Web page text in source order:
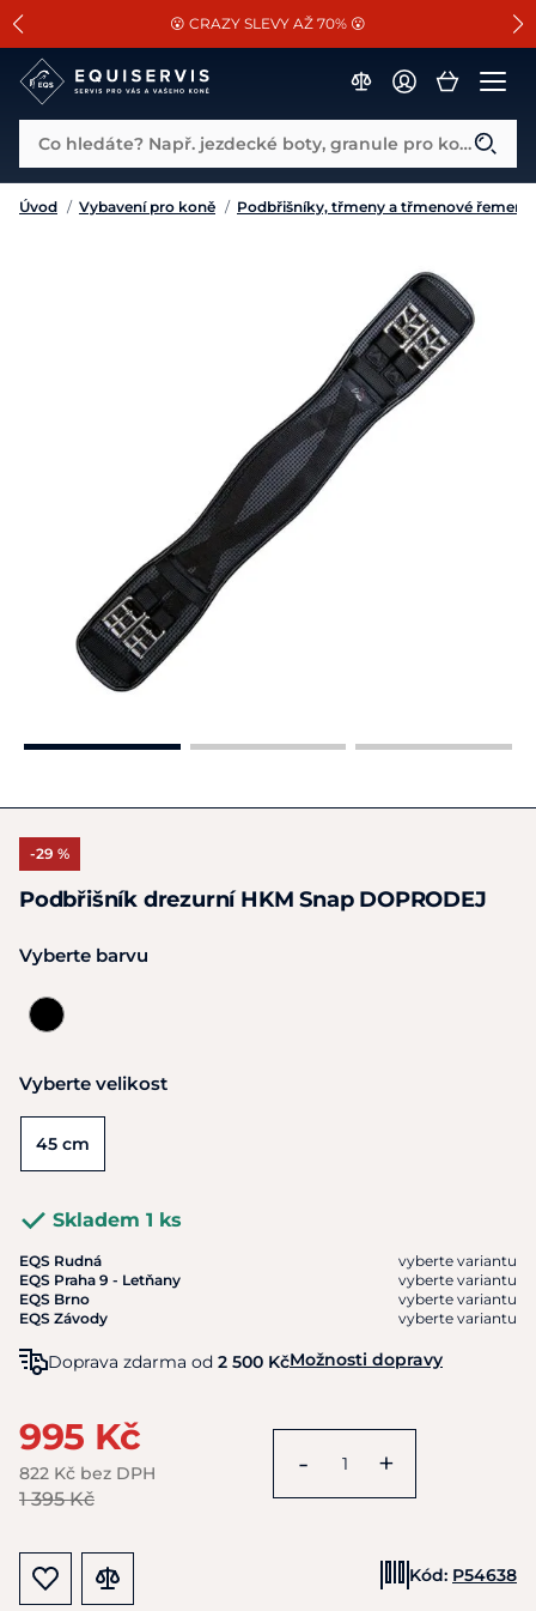
SLEVA 13% na vše od Cassini!
😮 CRAZY SLEVY AŽ 70% 😮
📐Pasování a doplňky k vybraným sedlům ZDARMA 🐴
Co hledáte? Např. jezdecké boty, granule pro koně...
Úvod / Vybavení pro koně / Podbřišníky, třmeny a třmenové řemeny
-29 %
Podbřišník drezurní HKM Snap DOPRODEJ
Vyberte barvu
Vyberte velikost
45 cm
Skladem 1 ks
EQS Rudná
vyberte variantu
EQS Praha 9 - Letňany
vyberte variantu
EQS Brno
vyberte variantu
EQS Závody
vyberte variantu
Doprava zdarma od 2 500 KčMožnosti dopravy
995 Kč
822 Kč bez DPH
1 395 Kč
- +
Kód: P54638